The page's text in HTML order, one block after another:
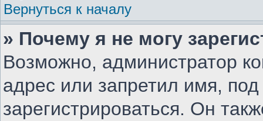
Вернуться к началу
» Почему я не могу
Возможно, администратор
адрес или запретил имя,
зарегистрироваться. Он